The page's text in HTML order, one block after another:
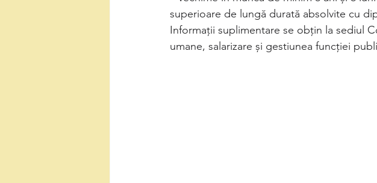
superioare de lungă durată absolvite cu
Informaţii suplimentare se obțin la sediul
umane, salarizare și gestiunea funcției